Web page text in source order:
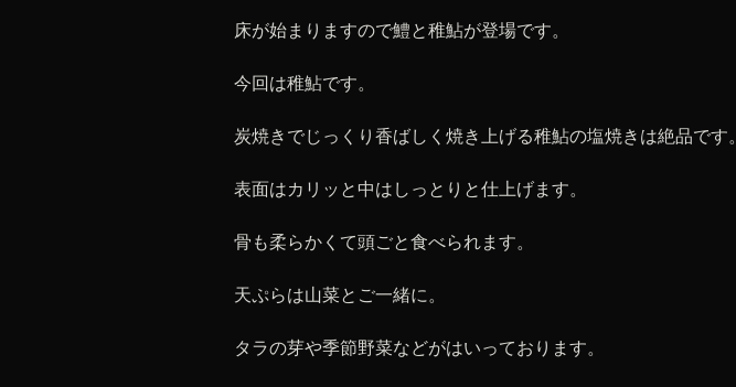
床が始まりますので鱧と稚鮎が登場です。
今回は稚鮎です。
炭焼きでじっくり香ばしく焼き上げる稚鮎の塩焼きは絶品です。
表面はカリッと中はしっとりと仕上げます。
骨も柔らかくて頭ごと食べられます。
天ぷらは山菜とご一緒に。
タラの芽や季節野菜などがはいっております。